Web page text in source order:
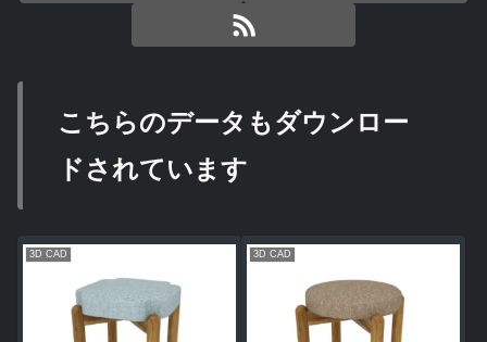
こちらのデータもダウンロー
ドされています
3D CAD 3D CAD